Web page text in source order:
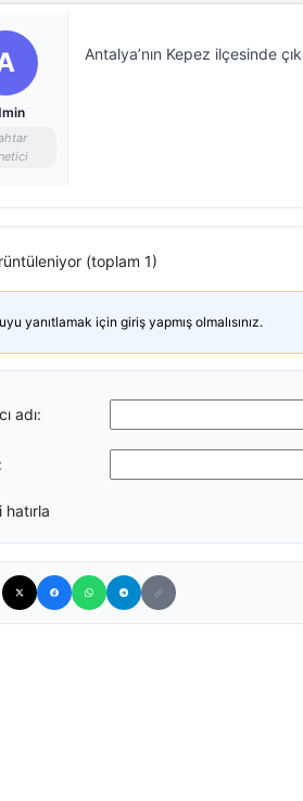
Antalya’nın Kepez ilçesinde
(toplam 1)
yanıtlamak için giriş yapmış olmalısınız.
adı:
hatırla